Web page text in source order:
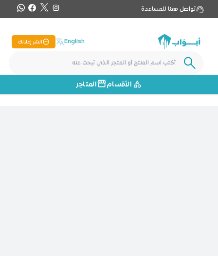
تواصل معنا للمساعدة
English انشر إعلانك
الأقسام المتاجر